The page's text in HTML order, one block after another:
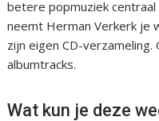
betere popmuziek
neemt Herman Verkerk je
zijn eigen CD-
albumtracks.
Wat kun je deze